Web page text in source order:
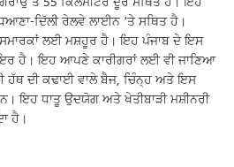
ਦਿੱਲੀ ਰੇਲਵੇ ਲਾਈਨ ‘ਤੇ ਸਥਿਤ ਹੈ।
ਲਈ ਮਸ਼ਹੂਰ ਹੈ। ਇਹ ਪੰਜਾਬ ਦੇ ਇਸ
ਹੈ। ਇਹ ਆਪਣੇ ਕਾਰੀਗਰਾਂ ਲਈ ਵੀ ਜਾਣਿਆ
ਹੱਥ ਦੀ ਕਢਾਈ ਵਾਲੇ ਬੈਜ, ਚਿੰਨ੍ਹ ਅਤੇ ਇਸ
ਇਹ ਧਾਤੂ ਉਦਯੋਗ ਅਤੇ ਖੇਤੀਬਾੜੀ ਮਸ਼ੀਨਰੀ
ਹੈ।